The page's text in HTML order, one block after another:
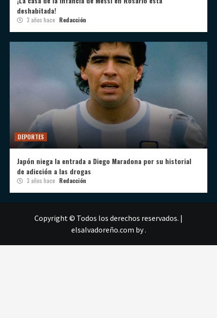
deshabitada!
3 años hace Redacción
DEPORTES
Japón niega la entrada a Diego Maradona por su historial
de adicción a las drogas
3 años hace Redacción
Copyright © Todos los derechos reservados. |
elsalvadoreño.com by .